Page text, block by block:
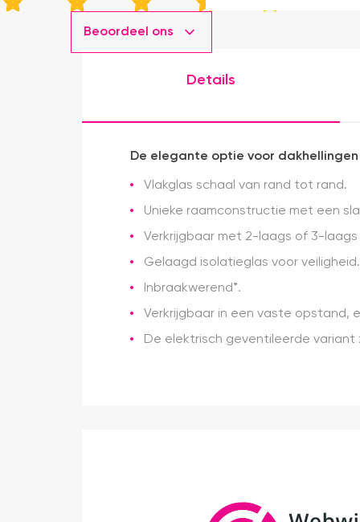
Beoordeel ons
Details
De elegante optie voor dakhellingen
Vlakglas schaal van rand tot rand.
Unieke raamconstructie met een
Verkrijgbaar met 2-laags of 3-
Gelaagd isolatieglas voor veiligheid.
Inbraakwerend*.
Verkrijgbaar in een vaste opstand,
De elektrisch geventileerde